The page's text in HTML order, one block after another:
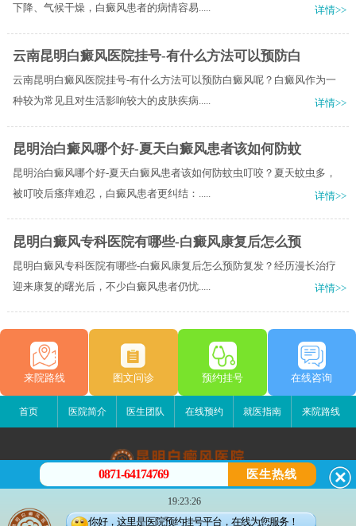
下降、气候干燥，白癜风患者的病情容易.....
详情>>
云南昆明白癜风医院挂号-有什么方法可以预防白
云南昆明白癜风医院挂号-有什么方法可以预防白癜风呢？白癜风作为一
种较为常见且对生活影响较大的皮肤疾病.....
详情>>
昆明治白癜风哪个好-夏天白癜风患者该如何防蚊
昆明治白癜风哪个好-夏天白癜风患者该如何防蚊虫叮咬？夏天蚊虫多，
被叮咬后瘙痒难忍，白癜风患者更纠结：.....
详情>>
昆明白癜风专科医院有哪些-白癜风康复后怎么预
昆明白癜风专科医院有哪些-白癜风康复后怎么预防复发？经历漫长治疗
迎来康复的曙光后，不少白癜风患者仍忧.....
详情>>
来院路线 图文问诊 预约挂号 在线咨询
首页 医院简介 医生团队 在线预约 就医指南 来院路线
昆明白癜风医院
昆明市五华区护国路2号
版权所有：昆明白癜风医院
0871-64174769 医生热线
19:23:26
你好，这里是医院预约挂号平台，在线为您服务！